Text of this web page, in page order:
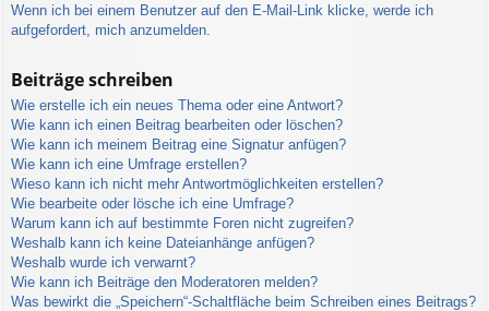
Wenn ich bei einem Benutzer auf den E-Mail-Link klicke, werde ich
aufgefordert, mich anzumelden.
Beiträge schreiben
Wie erstelle ich ein neues Thema oder eine Antwort?
Wie kann ich einen Beitrag bearbeiten oder löschen?
Wie kann ich meinem Beitrag eine Signatur anfügen?
Wie kann ich eine Umfrage erstellen?
Wieso kann ich nicht mehr Antwortmöglichkeiten erstellen?
Wie bearbeite oder lösche ich eine Umfrage?
Warum kann ich auf bestimmte Foren nicht zugreifen?
Weshalb kann ich keine Dateianhänge anfügen?
Weshalb wurde ich verwarnt?
Wie kann ich Beiträge den Moderatoren melden?
Was bewirkt die „Speichern“-Schaltfläche beim Schreiben eines Beitrags?